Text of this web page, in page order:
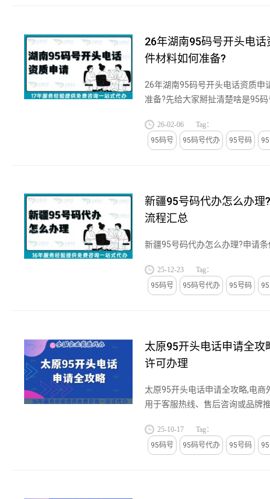
26年湖南95码号开头电
件材料如何准备?
26年湖南95码号开头电话资质申
准备?先给大家掰扯清楚啥是95
理办法》...
26-02-06
Tag：
95码号
95码号代办 95号码
新疆95号码代办怎么办理
流程汇总
新疆95号码代办怎么办理?申请
25-12-23
Tag：
95码号
95码号代办 95号码
太原95开头电话申请全攻
许可办理
太原95开头电话申请全攻略,电商
用于客服热线、售后咨询或品牌
后热线，还是小店区的企业品牌...
25-10-17
Tag：
95码号
95码号代办 95号码